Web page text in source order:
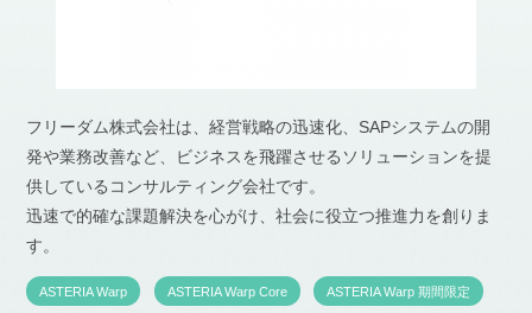
フリーダム株式会社は、経営戦略の迅速化、SAPシステムの開
発や業務改善など、ビジネスを飛躍させるソリューションを提
供しているコンサルティング会社です。
迅速で的確な課題解決を心がけ、社会に役立つ推進力を創りま
す。
ASTERIA Warp ASTERIA Warp Core ASTERIA Warp 期間限定